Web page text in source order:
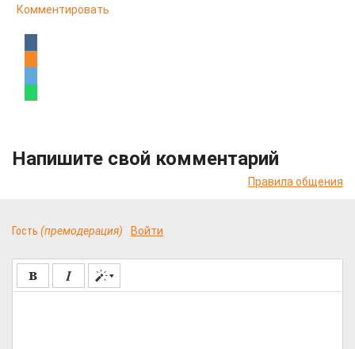
Комментировать
Напишите свой комментарий
Правила общения
Гость (премодерация) Войти